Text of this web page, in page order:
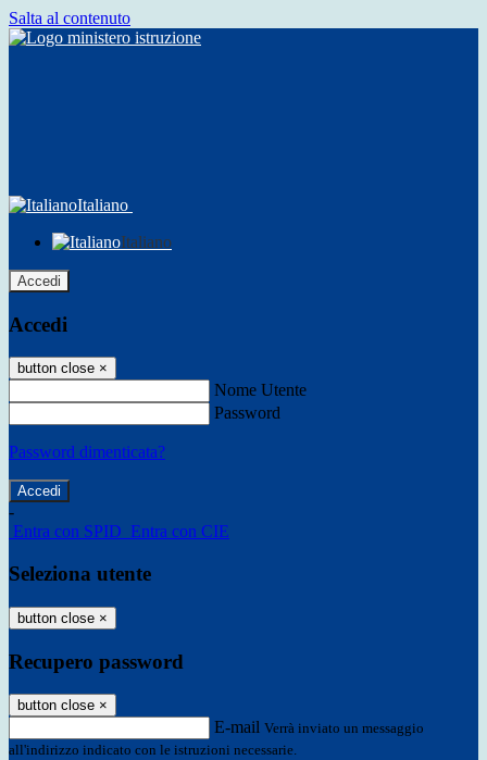
Salta al contenuto
Italiano
Italiano
Accedi
Accedi
button close ×
Nome Utente
Password
Password dimenticata?
-
Entra con SPID Entra con CIE
Seleziona utente
button close ×
Recupero password
button close ×
E-mail Verrà inviato un messaggio
all'indirizzo indicato con le istruzioni necessarie.